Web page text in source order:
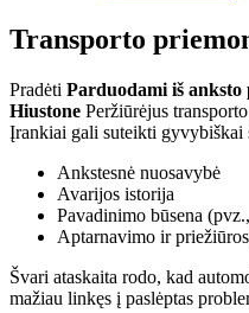
Transporto
Pradėti Parduodami iš
Hiustone Peržiūrėjus
Įrankiai gali suteikti gyvybiškai
Ankstesnė nuosavybė
Avarijos istorija
Pavadinimo būsena
Aptarnavimo ir
Švari ataskaita rodo, kad
mažiau linkęs į paslėptas